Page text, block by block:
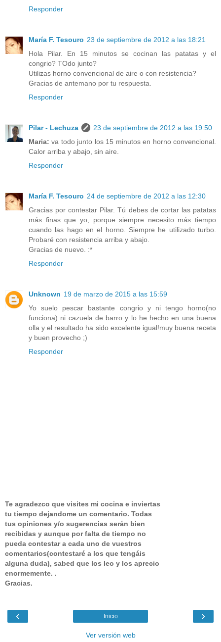
Responder
María F. Tesouro 23 de septiembre de 2012 a las 18:21
Hola Pilar. En 15 minutos se cocinan las patatas y el
congrio? TOdo junto?
Utilizas horno convencional de aire o con resistencia?
Gracias de antemano por tu respuesta.
Responder
Pilar - Lechuza
23 de septiembre de 2012 a las 19:50
Maria: va todo junto los 15 minutos en horno convencional.
Calor arriba y abajo, sin aire.
Responder
María F. Tesouro 24 de septiembre de 2012 a las 12:30
Gracias por contestar Pilar. Tú debes de cortar las patatas
más finas que yo, porque siempre necesito más tiempo
cuando las hago en el horno. Siempre he utilizado turbo.
Probaré con resistencia arriba y abajo.
Gracias de nuevo. :*
Responder
Unknown 19 de marzo de 2015 a las 15:59
Yo suelo pescar bastante congrio y ni tengo horno(no
funciona) ni cazuela de barro y lo he hecho en una buena
olla y el resultado ha sido excelente igual!muy buena receta
y buen provecho ;)
Responder
Te agradezco que visites mi cocina e inviertas
tu tiempo dejandome un comentario. Todas
tus opiniones y/o sugerencias serán bien
recibidas y aunque por falta de tiempo no
pueda contestar a cada uno de vuestros
comentarios(contestaré a los que tengáis
alguna duda), sabed que los leo y los aprecio
enormemente. .
Gracias.
‹ ›
Inicio
Ver versión web